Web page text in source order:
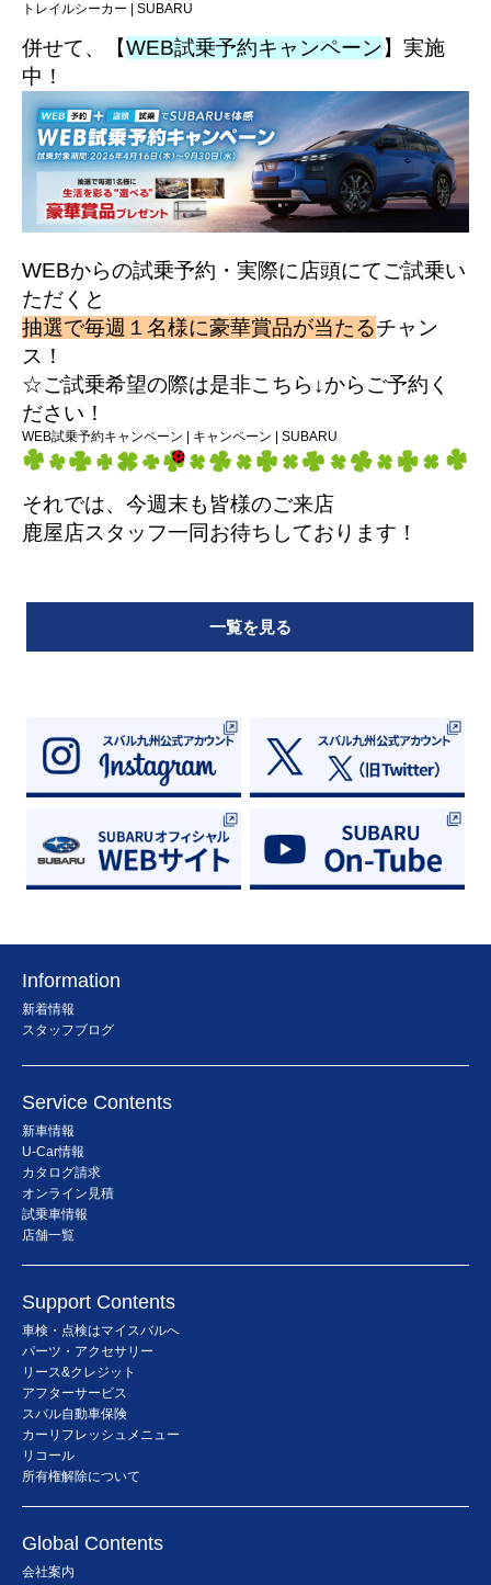
トレイルシーカー | SUBARU
併せて、【WEB試乗予約キャンペーン】実施
中！
WEBからの試乗予約・実際に店頭にてご試乗い
ただくと
抽選で毎週１名様に豪華賞品が当たるチャン
ス！
☆ご試乗希望の際は是非こちら↓からご予約く
ださい！
WEB試乗予約キャンペーン | キャンペーン | SUBARU
それでは、今週末も皆様のご来店
鹿屋店スタッフ一同お待ちしております！
一覧を見る
Information
新着情報
スタッフブログ
Service Contents
新車情報
U-Car情報
カタログ請求
オンライン見積
試乗車情報
店舗一覧
Support Contents
車検・点検はマイスバルへ
パーツ・アクセサリー
リース&クレジット
アフターサービス
スバル自動車保険
カーリフレッシュメニュー
リコール
所有権解除について
Global Contents
会社案内